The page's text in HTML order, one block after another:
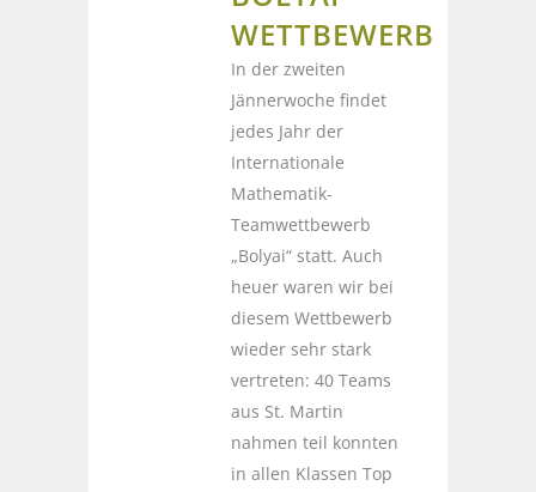
WETTBEWERB
In der zweiten
Jännerwoche findet
jedes Jahr der
Internationale
Mathematik-
Teamwettbewerb
„Bolyai“ statt. Auch
heuer waren wir bei
diesem Wettbewerb
wieder sehr stark
vertreten: 40 Teams
aus St. Martin
nahmen teil konnten
in allen Klassen Top